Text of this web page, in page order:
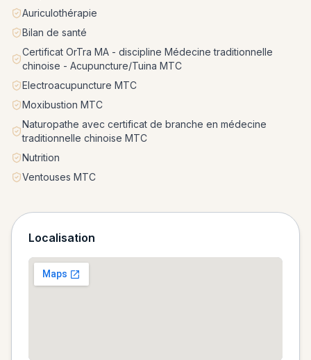
Auriculothérapie
Bilan de santé
Certificat OrTra MA - discipline Médecine traditionnelle
chinoise - Acupuncture/Tuina MTC
Electroacupuncture MTC
Moxibustion MTC
Naturopathe avec certificat de branche en médecine
traditionnelle chinoise MTC
Nutrition
Ventouses MTC
Localisation